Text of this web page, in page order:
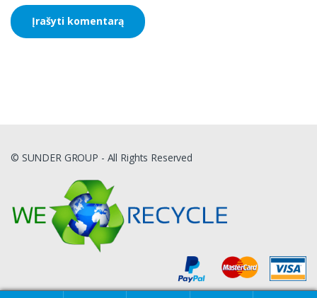
© SUNDER GROUP - All Rights Reserved